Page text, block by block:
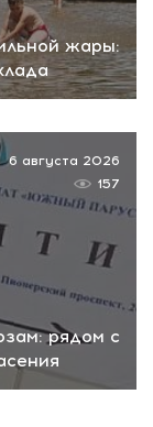
жары:
рядом с
6 августа 2026
157